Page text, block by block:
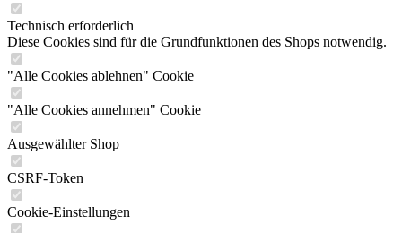
Technisch erforderlich
Diese Cookies sind für die Grundfunktionen des Shops notwendig.
"Alle Cookies ablehnen" Cookie
"Alle Cookies annehmen" Cookie
Ausgewählter Shop
CSRF-Token
Cookie-Einstellungen